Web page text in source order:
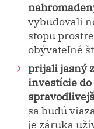
vybudovali
stopu
obývateľné
prijali jasný
investície
sa budú
je záruka